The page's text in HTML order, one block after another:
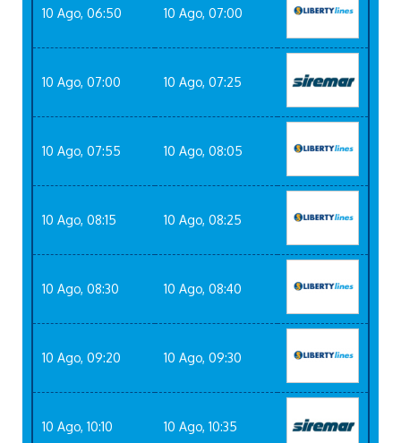
10 Ago, 06:50 10 Ago, 07:00
10 Ago, 07:00 10 Ago, 07:25
10 Ago, 07:55 10 Ago, 08:05
10 Ago, 08:15 10 Ago, 08:25
10 Ago, 08:30 10 Ago, 08:40
10 Ago, 09:20 10 Ago, 09:30
10 Ago, 10:10 10 Ago, 10:35